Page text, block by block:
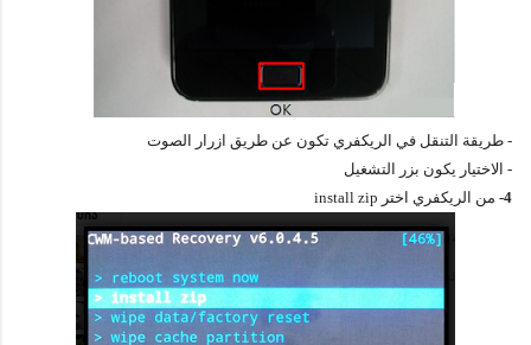
- طريقة التنقل في الريكفري تكون عن طريق ازرار الصوت
- الاختيار يكون بزر التشغيل
4- من الريكفري اختر install zip